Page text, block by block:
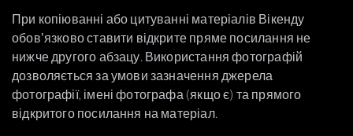
При копіюванні або цитуванні матеріалів Вікенду
обовʼязково ставити відкрите пряме посилання не
нижче другого абзацу. Використання фотографій
дозволяється за умови зазначення джерела
фотографії, імені фотографа (якщо є) та прямого
відкритого посилання на матеріал.